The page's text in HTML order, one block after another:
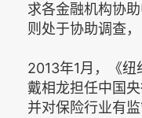
求各金融机构协
则处于协助调查，
2013年1月，《
戴相龙担任中国
并对保险行业有